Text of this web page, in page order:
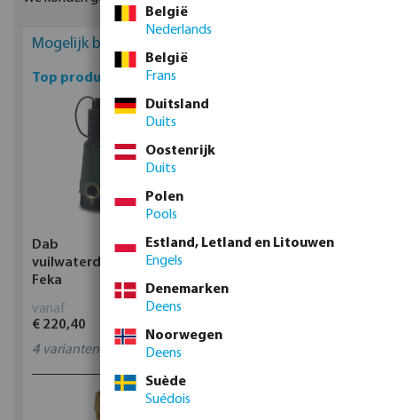
Mogelijk bent u geïnteresseerd
Top producten
Dab
vuilwaterdompelpomp,
Feka
vanaf
€ 220,40
4 varianten
Profec Kogelkraan
binnendraad type 100
België
Nederlands
België
Frans
Duitsland
Duits
Oostenrijk
Duits
Polen
Pools
Estland, Letland en Litouwen
Engels
Denemarken
Deens
Noorwegen
Deens
Suède
Suédois